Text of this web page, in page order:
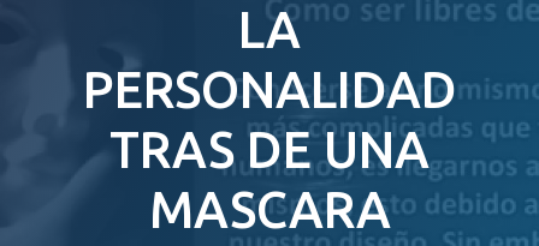
LA
PERSONALIDAD
TRAS DE UNA
MASCARA